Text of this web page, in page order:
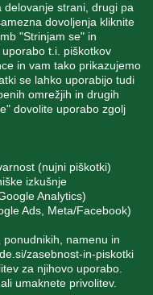
strani, drugi pa
dovoljenja kliknite
"Strinjam se" in
t.i. piškotkov
in vam tako prikazujemo
se lahko uporabijo tudi
omrežjih in drugih
dovolite uporabo zgolj
(nujni piškotki)
izkušnje
Analytics)
Ads, Meta/Facebook)
namenu in
zasebnost-in-piskotki
za njihovo uporabo.
umaknete privolitev.
NAS
Trzin